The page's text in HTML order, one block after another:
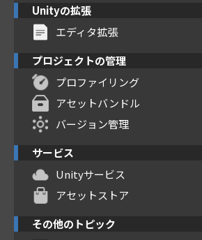
Unityの拡張
エディタ拡張
プロジェクトの管理
プロファイリング
アセットバンドル
バージョン管理
サービス
Unityサービス
アセットストア
その他のトピック